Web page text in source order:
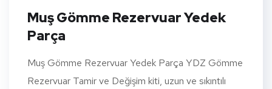
Muş Gömme Rezervuar Yedek
Parça
Muş Gömme Rezervuar Yedek Parça YDZ Gömme
Rezervuar Tamir ve Değişim kiti, uzun ve sıkıntılı